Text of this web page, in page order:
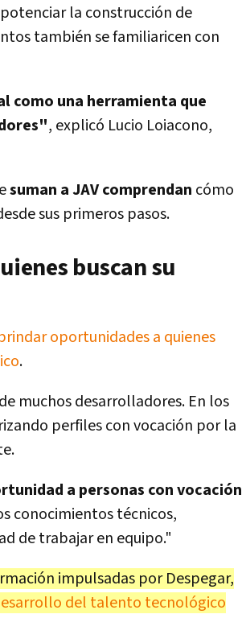
la construcción de
también se familiaricen con
como una herramienta que
, explicó Lucio Loiacono,
suman a JAV comprendan cómo
sus primeros pasos.
buscan su
oportunidades a quienes
.
muchos desarrolladores. En los
perfiles con vocación por la
a personas con vocación
conocimientos técnicos,
de trabajar en equipo."
impulsadas por Despegar,
del talento tecnológico